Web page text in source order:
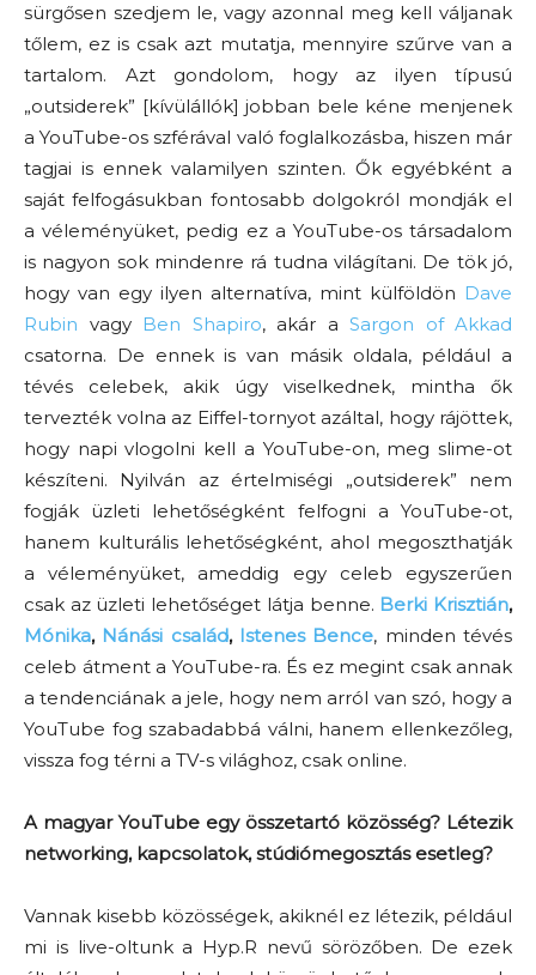
sürgősen szedjem le, vagy azonnal meg kell váljanak
tőlem, ez is csak azt mutatja, mennyire szűrve van a
tartalom. Azt gondolom, hogy az ilyen típusú
„outsiderek” [kívülállók] jobban bele kéne menjenek
a YouTube-os szférával való foglalkozásba, hiszen már
tagjai is ennek valamilyen szinten. Ők egyébként a
saját felfogásukban fontosabb dolgokról mondják el
a véleményüket, pedig ez a YouTube-os társadalom
is nagyon sok mindenre rá tudna világítani. De tök jó,
hogy van egy ilyen alternatíva, mint külföldön Dave
Rubin vagy Ben Shapiro, akár a Sargon of Akkad
csatorna. De ennek is van másik oldala, például a
tévés celebek, akik úgy viselkednek, mintha ők
tervezték volna az Eiffel-tornyot azáltal, hogy rájöttek,
hogy napi vlogolni kell a YouTube-on, meg slime-ot
készíteni. Nyilván az értelmiségi „outsiderek” nem
fogják üzleti lehetőségként felfogni a YouTube-ot,
hanem kulturális lehetőségként, ahol megoszthatják
a véleményüket, ameddig egy celeb egyszerűen
csak az üzleti lehetőséget látja benne. Berki Krisztián,
Mónika, Nánási család, Istenes Bence, minden tévés
celeb átment a YouTube-ra. És ez megint csak annak
a tendenciának a jele, hogy nem arról van szó, hogy a
YouTube fog szabadabbá válni, hanem ellenkezőleg,
vissza fog térni a TV-s világhoz, csak online.
A magyar YouTube egy összetartó közösség? Létezik
networking, kapcsolatok, stúdiómegosztás esetleg?
Vannak kisebb közösségek, akiknél ez létezik, például
mi is live-oltunk a Hyp.R nevű sörözőben. De ezek